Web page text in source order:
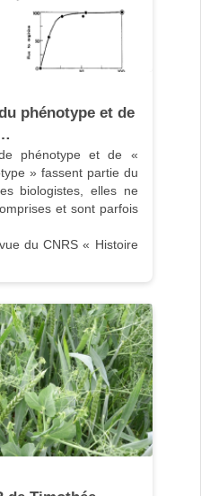
phénotype et de
phénotype et de «
» fassent partie du
biologistes, elles ne
et sont parfois
du CNRS « Histoire